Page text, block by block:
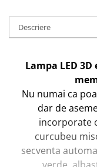
Descriere
Lampa LED
Nu numai ca
dar de
incorporate
curcubeu
secventa